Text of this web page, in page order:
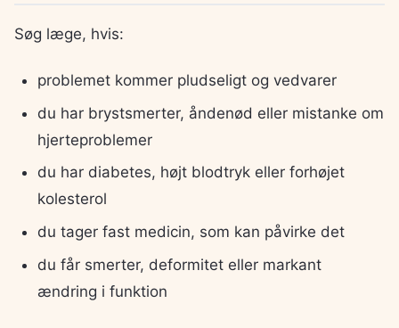
Søg læge, hvis:
problemet kommer pludseligt og vedvarer
du har brystsmerter, åndenød eller mistanke om
hjerteproblemer
du har diabetes, højt blodtryk eller forhøjet
kolesterol
du tager fast medicin, som kan påvirke det
du får smerter, deformitet eller markant
ændring i funktion